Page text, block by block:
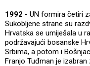
1992 - UN formira četiri
Sukobljene strane su
Hrvatska se umiješala u
podržavajući bosanske
Srbima, a potom i
Franjo Tuđman je izabran